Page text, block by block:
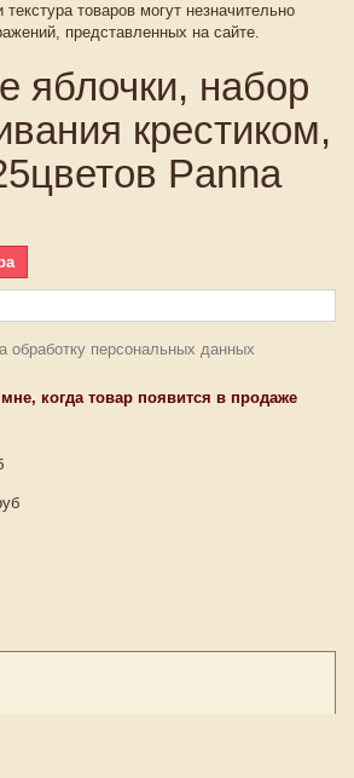
товаров могут незначительно
представленных на сайте.
яблочки, набор
крестиком,
Panna
обработку персональных данных
когда товар появится в продаже